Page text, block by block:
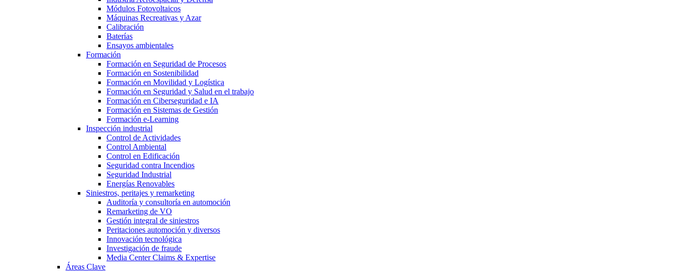
Módulos Fotovoltaicos
Máquinas Recreativas y Azar
Calibración
Baterías
Ensayos ambientales
Formación
Formación en Seguridad de Procesos
Formación en Sostenibilidad
Formación en Movilidad y Logística
Formación en Seguridad y Salud en el trabajo
Formación en Ciberseguridad e IA
Formación en Sistemas de Gestión
Formación e-Learning
Inspección industrial
Control de Actividades
Control Ambiental
Control en Edificación
Seguridad contra Incendios
Seguridad Industrial
Energías Renovables
Siniestros, peritajes y remarketing
Auditoría y consultoría en automoción
Remarketing de VO
Gestión integral de siniestros
Peritaciones automoción y diversos
Innovación tecnológica
Investigación de fraude
Media Center Claims & Expertise
Áreas Clave